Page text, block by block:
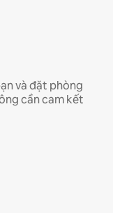
và đặt phòng
cần cam kết